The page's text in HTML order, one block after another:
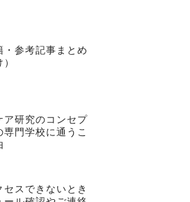
・参考記事まとめ
ア研究のコンセプ
専門学校に通うこ
スできないとき